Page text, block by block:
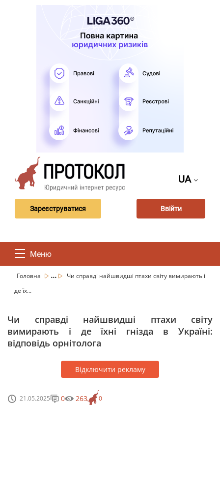
UA
Зареєструватися Ввійти
Меню
Головна ...
Чи справді найшвидші птахи світу вимирають і
де їх...
Чи справді найшвидші птахи світу
вимирають і де їхні гнізда в Україні:
відповідь орнітолога
Відключити рекламу
21.05.2025 0
0 263